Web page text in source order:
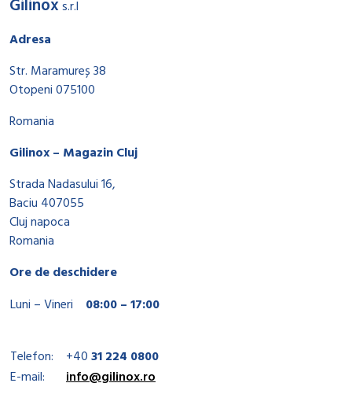
Gilinoxs.r.l
Adresa
Str. Maramureș 38
Otopeni 075100
Romania
Gilinox – Magazin Cluj
Strada Nadasului 16,
Baciu 407055
Cluj napoca
Romania
Ore de deschidere
Luni – Vineri
08:00 – 17:00
Telefon: +4031 224 0800
E-mail:
info@gilinox.ro